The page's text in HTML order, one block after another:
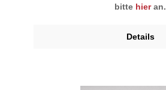
bitte hieran.
Details